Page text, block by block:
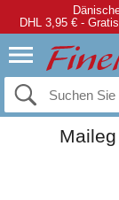
DHL 3,95 € -